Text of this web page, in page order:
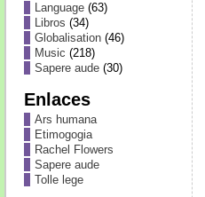
Language(63)
Libros (34)
Globalisation(46)
Music (218)
Sapere aude(30)
Enlaces
Ars humana
Etimogogia
Rachel Flowers
Sapere aude
Tolle lege